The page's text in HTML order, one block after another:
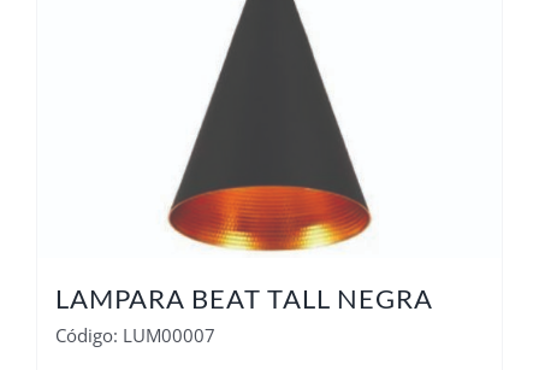
LAMPARA BEAT TALL NEGRA
Código: LUM00007